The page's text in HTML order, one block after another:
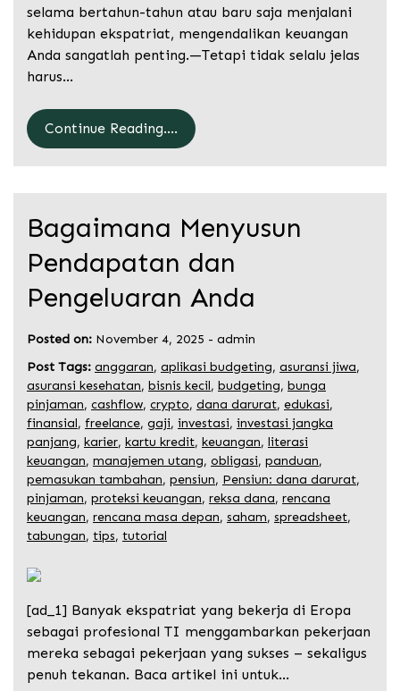
selama bertahun-tahun atau baru saja menjalani
kehidupan ekspatriat, mengendalikan keuangan
Anda sangatlah penting.—Tetapi tidak selalu jelas
harus…
Continue Reading....
Bagaimana Menyusun
Pendapatan dan
Pengeluaran Anda
Posted on: November 4, 2025 - admin
Post Tags: anggaran, aplikasi budgeting, asuransi jiwa,
asuransi kesehatan, bisnis kecil, budgeting, bunga
pinjaman, cashflow, crypto, dana darurat, edukasi,
finansial, freelance, gaji, investasi, investasi jangka
panjang, karier, kartu kredit, keuangan, literasi
keuangan, manajemen utang, obligasi, panduan,
pemasukan tambahan, pensiun, Pensiun: dana darurat,
pinjaman, proteksi keuangan, reksa dana, rencana
keuangan, rencana masa depan, saham, spreadsheet,
tabungan, tips, tutorial
[ad_1] Banyak ekspatriat yang bekerja di Eropa
sebagai profesional TI menggambarkan pekerjaan
mereka sebagai pekerjaan yang sukses – sekaligus
penuh tekanan. Baca artikel ini untuk…